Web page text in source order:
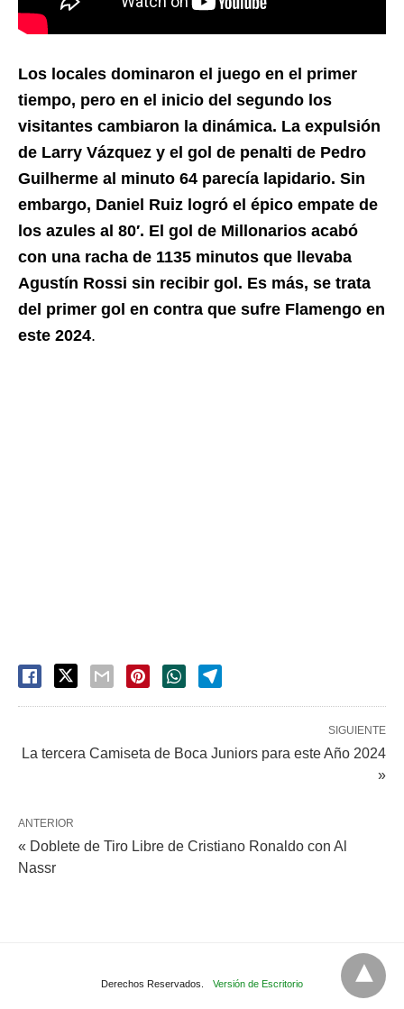
Los locales dominaron el juego en el primer
tiempo, pero en el inicio del segundo los
visitantes cambiaron la dinámica. La expulsión
de Larry Vázquez y el gol de penalti de Pedro
Guilherme al minuto 64 parecía lapidario. Sin
embargo, Daniel Ruiz logró el épico empate de
los azules al 80′. El gol de Millonarios acabó
con una racha de 1135 minutos que llevaba
Agustín Rossi sin recibir gol. Es más, se trata
del primer gol en contra que sufre Flamengo en
este 2024.
SIGUIENTE
La tercera Camiseta de Boca Juniors para este Año 2024
»
ANTERIOR
« Doblete de Tiro Libre de Cristiano Ronaldo con Al
Nassr
Derechos Reservados. Versión de Escritorio